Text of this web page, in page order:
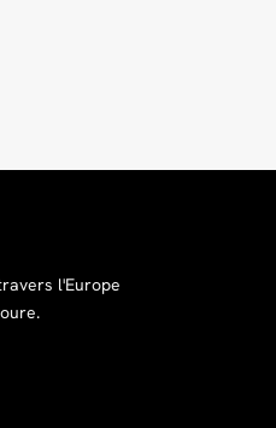
l'Europe